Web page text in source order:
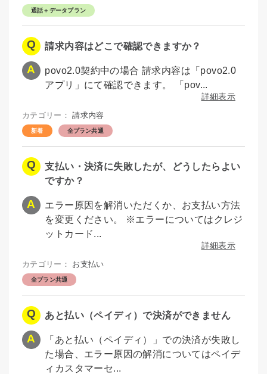
通話＋データプラン
請求内容はどこで確認できますか？
povo2.0契約中の場合 請求内容は「povo2.0
アプリ」にて確認できます。 「pov...
詳細表示
カテゴリー：請求内容
全プラン共通
支払い・決済に失敗したが、どうしたらよい
ですか？
エラー原因を解消いただくか、お支払い方法
を変更ください。 ※エラーについてはクレジ
ットカード...
詳細表示
カテゴリー： お支払い
全プラン共通
あと払い（ペイディ）で決済ができません
「あと払い（ペイディ）」での決済が失敗し
た場合、エラー原因の解消についてはペイデ
ィカスタマーセ...